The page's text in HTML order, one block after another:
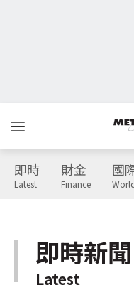
即時
Latest
財金
Finance
國
即時新聞
Latest